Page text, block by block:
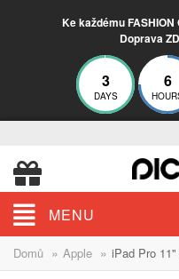
Ke každému
Doprava
3
DAYS
6
MENU
Domů » Apple » iPad Pro